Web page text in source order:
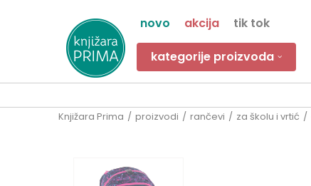
novo akcija tik tok
kategorije proizvoda
Knjižara Prima proizvodi rančevi za školu i vrtić